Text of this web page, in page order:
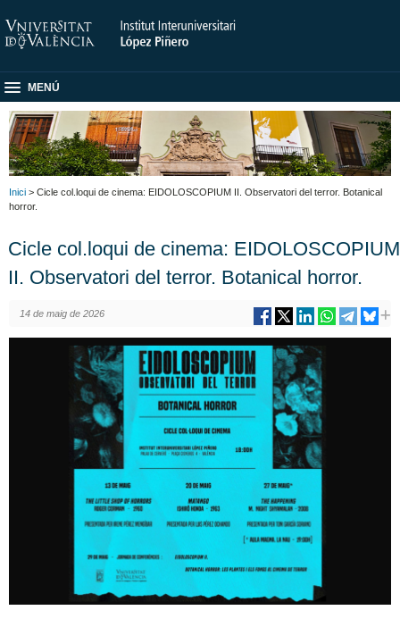
MENÚ
Inici > Cicle col.loqui de cinema: EIDOLOSCOPIUM II. Observatori del terror. Botanical
horror.
Cicle col.loqui de cinema: EIDOLOSCOPIUM
II. Observatori del terror. Botanical horror.
14 de maig de 2026